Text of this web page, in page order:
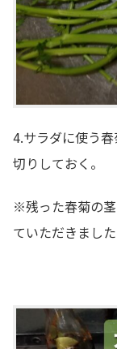
4.サラダに使う
切りしておく。
※残った春菊の茎
ていただきまし